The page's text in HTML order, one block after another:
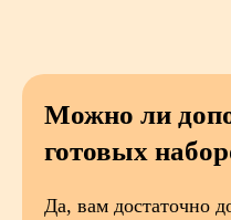
Можно ли
готовых
Да, вам достаточно